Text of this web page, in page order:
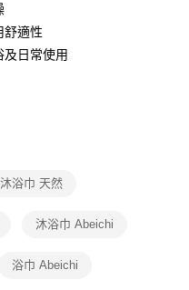
條碼／台灣大直營門市／銀行轉
費。
約關係目的，商店將以您的個人
大哥大進項蒐集、處理及利用，
https://oppay.tw/userRule
舒適性
及日常使用
沐浴巾 天然
沐浴巾 Abeichi
浴巾 Abeichi